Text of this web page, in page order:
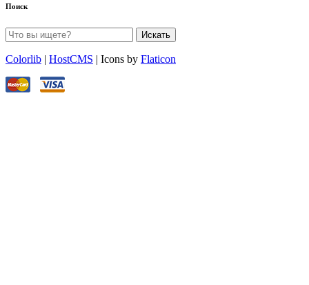
Поиск
Искать
Colorlib | HostCMS | Icons by Flaticon